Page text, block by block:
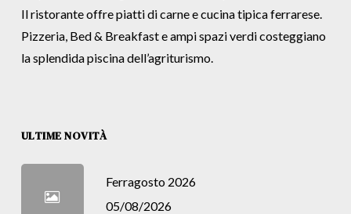
Il ristorante offre piatti di carne e cucina tipica ferrarese.
Pizzeria, Bed & Breakfast e ampi spazi verdi costeggiano
la splendida piscina dell’agriturismo.
ULTIME NOVITÀ
Ferragosto 2026
05/08/2026